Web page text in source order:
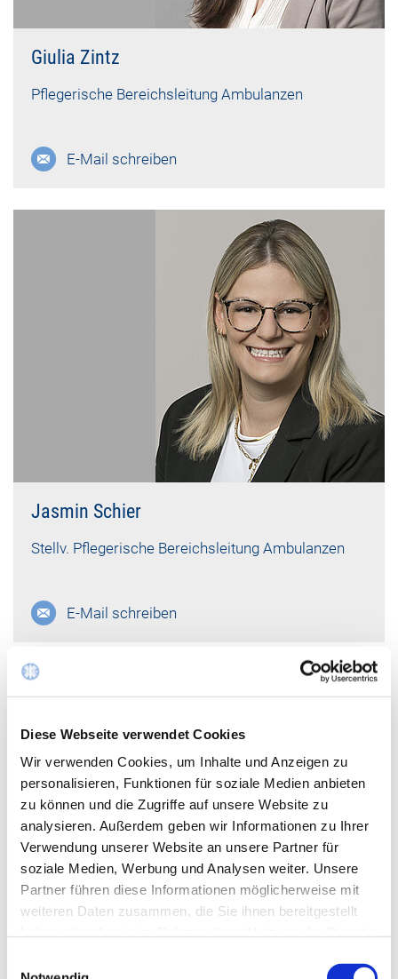
Diese Webseite verwendet Cookies
Wir verwenden Cookies, um Inhalte und Anzeigen zu
personalisieren, Funktionen für soziale Medien anbieten
zu können und die Zugriffe auf unsere Website zu
analysieren. Außerdem geben wir Informationen zu Ihrer
Verwendung unserer Website an unsere Partner für
soziale Medien, Werbung und Analysen weiter. Unsere
Partner führen diese Informationen möglicherweise mit
weiteren Daten zusammen, die Sie ihnen bereitgestellt
Giulia Zintz
Pflegerische Bereichsleitung Ambulanzen
E-Mail schreiben
Jasmin Schier
Stellv. Pflegerische Bereichsleitung Ambulanzen
E-Mail schreiben